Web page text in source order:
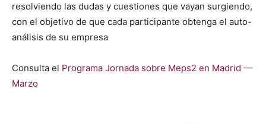
resolvien­do las dudas y cues­tiones que vayan surgien­do,
con el obje­ti­vo de que cada par­tic­i­pante obten­ga el auto-
análi­sis de su empre­sa
Con­sul­ta el Pro­gra­ma Jor­na­da sobre Meps2 en Madrid —
Mar­zo